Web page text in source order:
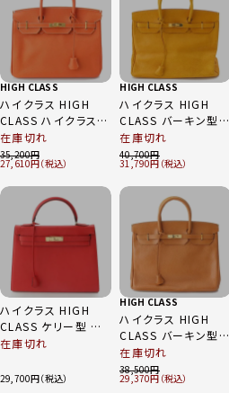
HIGH CLASS
ハイクラス HIGH
CLASS ハイクラス
バーキン型 レザー
ゴールド金具 ハンド
バッグ オレンジ
在庫切れ
35,200
27,610
HIGH CLASS
ハイクラス HIGH
CLASS バーキン型
ゴールド金具 レザー
ハンドバッグ イエロ
ー
在庫切れ
40,700
31,790
ハイクラス HIGH
CLASS ケリー型 ゴ
ールド金具 レザー
レッド
在庫切れ
29,700
HIGH CLASS
ハイクラス HIGH
CLASS バーキン型
ゴールド金具 レザー
ハンドバッグ キャメ
ル
在庫切れ
38,500
29,370